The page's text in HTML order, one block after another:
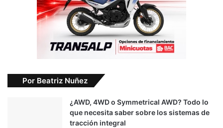
Por Beatriz Nuñez
¿AWD, 4WD o Symmetrical AWD? Todo lo
que necesita saber sobre los sistemas de
tracción integral